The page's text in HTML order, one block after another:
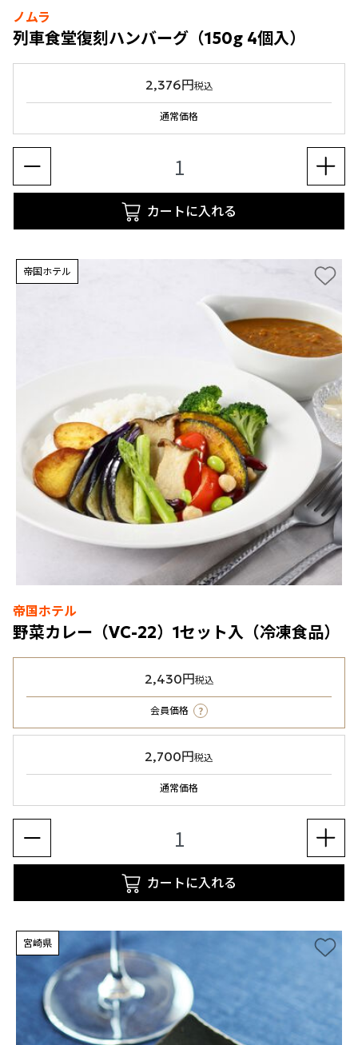
ノムラ
列車食堂復刻ハンバーグ（150g 4個入）
2,376円税込
通常価格
カートに入れる
帝国ホテル
帝国ホテル
野菜カレー（VC-22）1セット入（冷凍食品）
2,430円税込
会員価格 ?
2,700円税込
通常価格
カートに入れる
宮崎県